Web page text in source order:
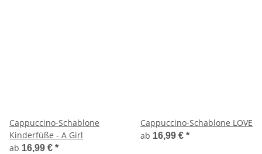
Cappuccino-Schablone
Kinderfüße - A Girl
ab 16,99 € *
Cappuccino-Schablone LOVE
ab 16,99 € *